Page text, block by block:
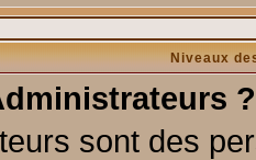
Niveaux
?
sont des